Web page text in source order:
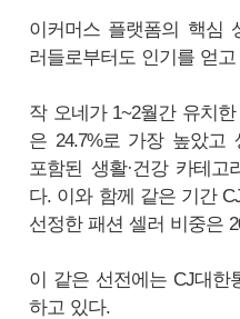
이커머스 플랫폼의 핵심
러들로부터도 인기를 얻고
작 오네가 1~2월간 유치
은 24.7%로 가장 높았고
포함된 생활·건강 카테
다. 이와 함께 같은 기간
선정한 패션 셀러 비중은
이 같은 선전에는 CJ대한
하고 있다.